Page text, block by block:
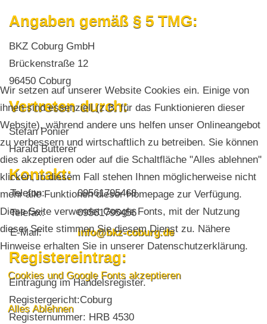
Angaben gemäß § 5 TMG:
BKZ Coburg GmbH
Brückenstraße 12
96450 Coburg
Vertreten durch:
Stefan Ponier
Harald Butterer
Kontakt:
Telefon:
09561795468
Telefax:
09561795456
E-Mail:
info@bkz-coburg.de
Registereintrag:
Eintragung im Handelsregister.
Registergericht:Coburg
Registernummer: HRB 4530
Wir setzen auf unserer Website Cookies ein. Einige von
ihnen sind essenziell (z.B. für das Funktionieren dieser
Website), während andere uns helfen unser Onlineangebot
zu verbessern und wirtschaftlich zu betreiben. Sie können
dies akzeptieren oder auf die Schaltfläche "Alles ablehnen"
klicken, in diesem Fall stehen Ihnen möglicherweise nicht
mehr alle Funktionen dieser Homepage zur Verfügung.
Diese Seite verwendet Google Fonts, mit der Nutzung
dieser Seite stimmen Sie diesem Dienst zu. Nähere
Hinweise erhalten Sie in unserer Datenschutzerklärung.
Cookies und Google Fonts akzeptieren
Alles Ablehnen